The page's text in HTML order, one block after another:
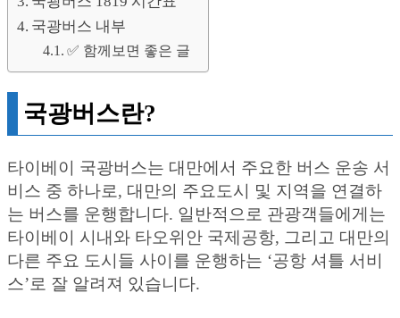
국광버스 내부
✅ 함께보면 좋은 글
국광버스란?
타이베이 국광버스는 대만에서 주요한 버스 운송 서
비스 중 하나로, 대만의 주요도시 및 지역을 연결하
는 버스를 운행합니다. 일반적으로 관광객들에게는
타이베이 시내와 타오위안 국제공항, 그리고 대만의
다른 주요 도시들 사이를 운행하는 ‘공항 셔틀 서비
스’로 잘 알려져 있습니다.